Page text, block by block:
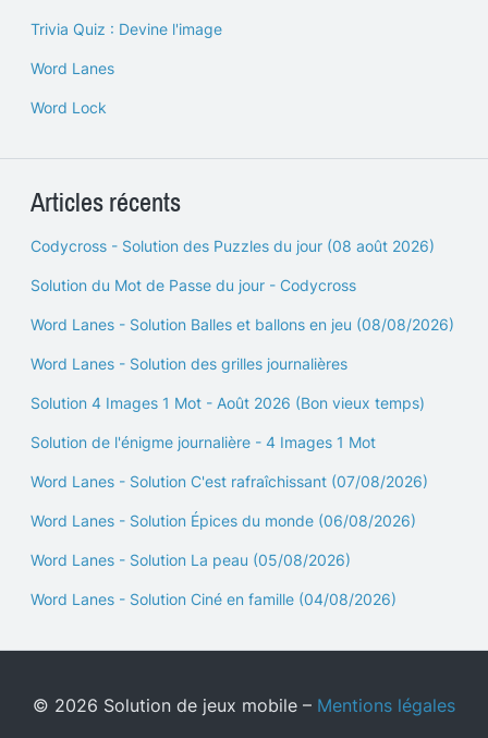
Trivia Quiz : Devine l'image
Word Lanes
Word Lock
Articles récents
Codycross - Solution des Puzzles du jour (08 août 2026)
Solution du Mot de Passe du jour - Codycross
Word Lanes - Solution Balles et ballons en jeu (08/08/2026)
Word Lanes - Solution des grilles journalières
Solution 4 Images 1 Mot - Août 2026 (Bon vieux temps)
Solution de l'énigme journalière - 4 Images 1 Mot
Word Lanes - Solution C'est rafraîchissant (07/08/2026)
Word Lanes - Solution Épices du monde (06/08/2026)
Word Lanes - Solution La peau (05/08/2026)
Word Lanes - Solution Ciné en famille (04/08/2026)
© 2026 Solution de jeux mobile – Mentions légales